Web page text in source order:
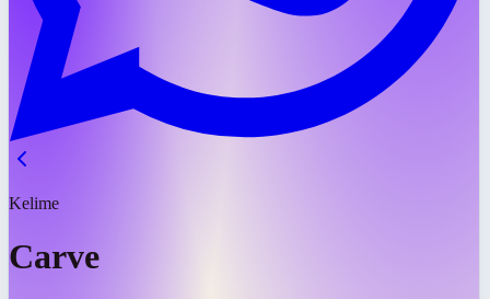
Kelime
Carve